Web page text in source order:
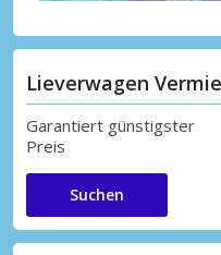
Lieverwagen
Garantiert günstigster
Preis
Suchen